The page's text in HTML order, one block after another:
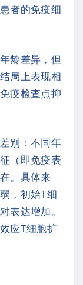
者的免疫细
龄差异，但
局上表现相
疫检查点抑
别：不同年
（即免疫表
。具体来
，初始T细
表达增加。
应T细胞扩